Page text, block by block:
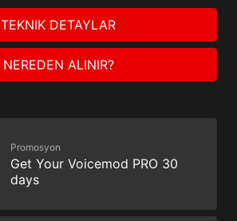
TEKNIK DETAYLAR
NEREDEN ALINIR?
Promosyon
Get Your Voicemod PRO 30
days